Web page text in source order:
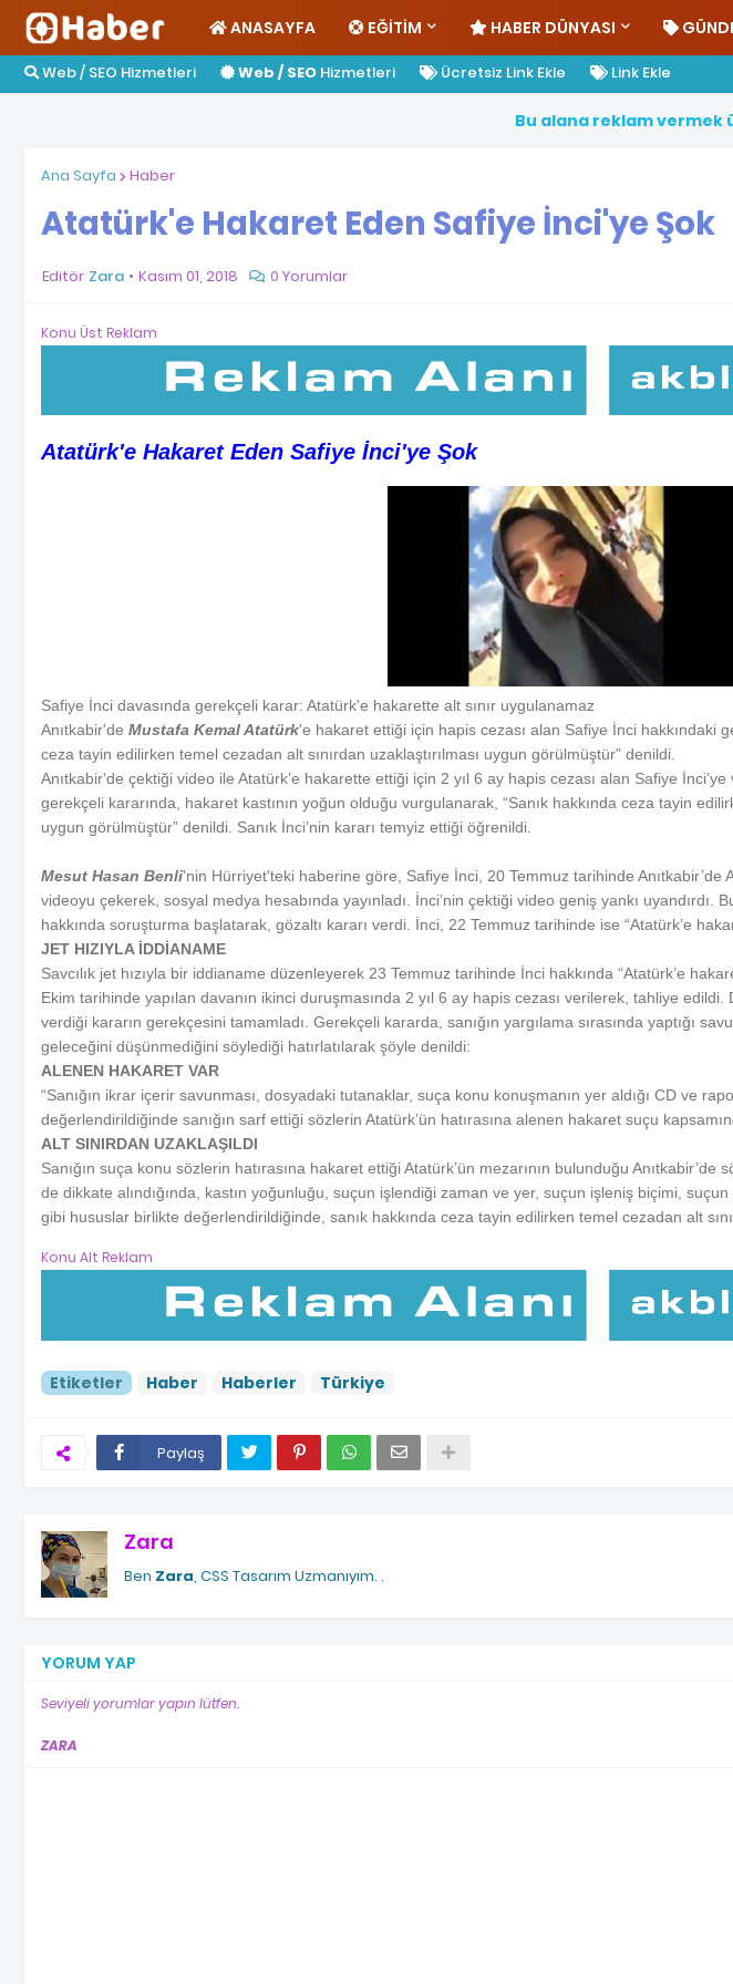
ANASAYFA EĞITIM HABER DÜNYASI
Web / SEO Hizmetleri Web / SEO Hizmetleri Ücretsiz Link Ekle Link Ekle
Bu alana reklamvermek
Ana Sayfa Haber
Atatürk'e Hakaret Eden Safiye İnci'ye Şok
Editör Zara Kasım 01, 2018 0 Yorumlar
Konu Üst Reklam
Atatürk'e Hakaret Eden Safiye İnci'ye Şok
Safiye İnci davasında gerekçeli karar: Atatürk'e hakarette alt sınır uygulanamaz
Anıtkabir'de Mustafa Kemal Atatürk'e hakaret ettiği için hapis cezası alan Safiye İnci hakkındaki
ceza tayin edilirken temel cezadan alt sınırdan uzaklaştırılması uygun görülmüştür" denildi.
Anıtkabir'de çektiği video ile Atatürk’e hakarette ettiği için 2 yıl 6 ay hapis cezası alan Safiye
gerekçeli kararında, hakaret kastının yoğun olduğu vurgulanarak, “Sanık hakkında ceza tayin
uygun görülmüştür” denildi. Sanık İnci’nin kararı temyiz ettiği öğrenildi.
Mesut Hasan Benli'nin Hürriyet'teki haberine göre, Safiye İnci, 20 Temmuz tarihinde Anıtkabir’de
videoyu çekerek, sosyal medya hesabında yayınladı. İnci’nin çektiği video geniş yankı uyandırdı.
hakkında soruşturma başlatarak, gözaltı kararı verdi. İnci, 22 Temmuz tarihinde ise “Atatürk’e
JET HIZIYLA İDDİANAME
Savcılık jet hızıyla bir iddianame düzenleyerek 23 Temmuz tarihinde İnci hakkında “Atatürk’e
Ekim tarihinde yapılan davanın ikinci duruşmasında 2 yıl 6 ay hapis cezası verilerek, tahliye
verdiği kararın gerekçesini tamamladı. Gerekçeli kararda, sanığın yargılama sırasında yaptığı
geleceğini düşünmediğini söylediği hatırlatılarak şöyle denildi:
ALENEN HAKARET VAR
“Sanığın ikrar içerir savunması, dosyadaki tutanaklar, suça konu konuşmanın yer aldığı CD ve
değerlendirildiğinde sanığın sarf ettiği sözlerin Atatürk’ün hatırasına alenen hakaret suçu
ALT SINIRDAN UZAKLAŞILDI
Sanığın suça konu sözlerin hatırasına hakaret ettiği Atatürk’ün mezarının bulunduğu
de dikkate alındığında, kastın yoğunluğu, suçun işlendiği zaman ve yer, suçun işleniş biçimi,
gibi hususlar birlikte değerlendirildiğinde, sanık hakkında ceza tayin edilirken temel cezadan alt
Konu Alt Reklam
Etiketler Haber Haberler Türkiye
Paylaş
Zara
Ben Zara , CSS Tasarım Uzmanıyım. .
YORUM YAP
Seviyeli yorumlar yapın lütfen.
ZARA